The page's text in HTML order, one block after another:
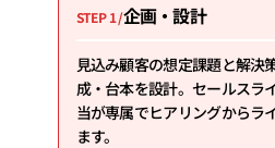
STEP 1 /企画・設計
見込み顧客の想定課題と解決
成・台本を設計。セールスラ
当が専属でヒアリングからラ
ます。